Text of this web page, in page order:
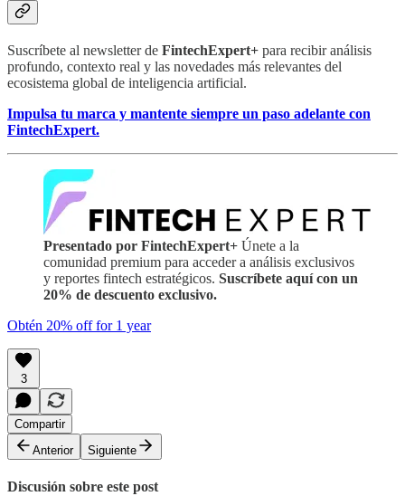
Suscríbete al newsletter de FintechExpert+ para recibir análisis
profundo, contexto real y las novedades más relevantes del
ecosistema global de inteligencia artificial.
Impulsa tu marca y mantente siempre un paso adelante con
FintechExpert.
Presentado por FintechExpert+ Únete a la
comunidad premium para acceder a análisis exclusivos
y reportes fintech estratégicos. Suscríbete aquí con un
20% de descuento exclusivo.
Obtén 20% off for 1 year
3
Compartir
Anterior
Siguiente
Discusión sobre este post